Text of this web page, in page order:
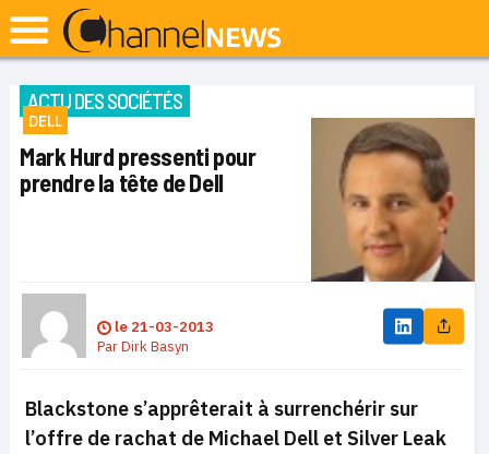
ACTU DES SOCIÉTÉS
DELL
Mark Hurd pressenti pour
prendre la tête de Dell
le 21-03-2013
ParDirk Basyn
Blackstone s’apprêterait à surrenchérir sur
l’offre de rachat de Michael Dell et Silver Leak